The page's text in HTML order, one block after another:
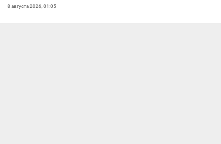
8 августа 2026, 01:05